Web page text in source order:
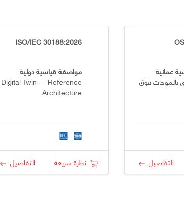
عمانية
بالموجات فوق
التفاصيل
ISO/IEC 30188:2026
مواصفة قياسية دولية
Digital Twin — Reference
Architecture
نظرة سريعة التفاصيل